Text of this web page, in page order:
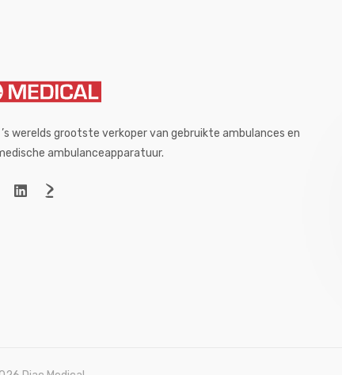
’s werelds grootste verkoper van gebruikte ambulances en
ambulanceapparatuur.